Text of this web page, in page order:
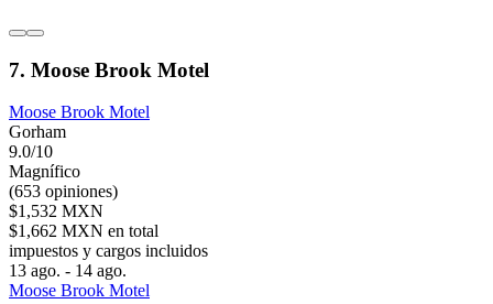
7. Moose Brook Motel
Moose Brook Motel
Gorham
9.0/10
Magnífico
(653 opiniones)
$1,532 MXN
$1,662 MXN en total
impuestos y cargos incluidos
13 ago. - 14 ago.
Moose Brook Motel